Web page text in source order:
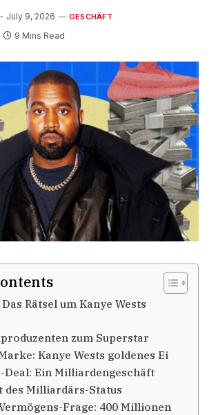
July 9, 2026 GESCHÄFT
9 Mins Read
Rätsel um Kanye Wests
zum Superstar
Kanye Wests goldenes Ei
Deal: Ein Milliardengeschäft
des Milliardärs-Status
Frage: 400 Millionen